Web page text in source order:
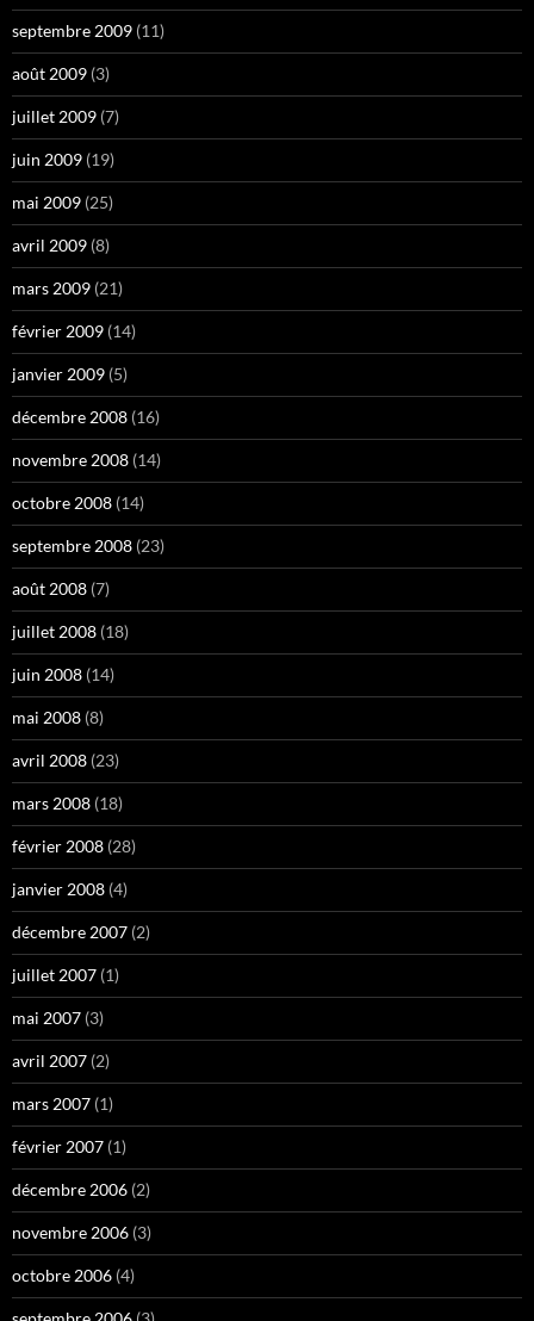
septembre 2009 (11)
août 2009 (3)
juillet 2009 (7)
juin 2009 (19)
mai 2009 (25)
avril 2009 (8)
mars 2009 (21)
février 2009 (14)
janvier 2009 (5)
décembre 2008 (16)
novembre 2008 (14)
octobre 2008 (14)
septembre 2008 (23)
août 2008 (7)
juillet 2008 (18)
juin 2008 (14)
mai 2008 (8)
avril 2008 (23)
mars 2008 (18)
février 2008 (28)
janvier 2008 (4)
décembre 2007 (2)
juillet 2007 (1)
mai 2007 (3)
avril 2007 (2)
mars 2007 (1)
février 2007 (1)
décembre 2006 (2)
novembre 2006 (3)
octobre 2006 (4)